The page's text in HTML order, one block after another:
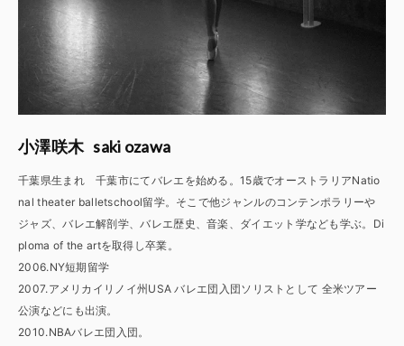
小澤咲木 saki ozawa
千葉県生まれ 千葉市にてバレエを始める。15歳でオーストラリアNatio
nal theater balletschool留学。そこで他ジャンルのコンテンポラリーや
ジャズ、バレエ解剖学、バレエ歴史、音楽、ダイエット学なども学ぶ。Di
ploma of the artを取得し卒業。
2006.NY短期留学
2007.アメリカイリノイ州USA バレエ団入団ソリストとして 全米ツアー
公演などにも出演。
2010.NBAバレエ団入団。